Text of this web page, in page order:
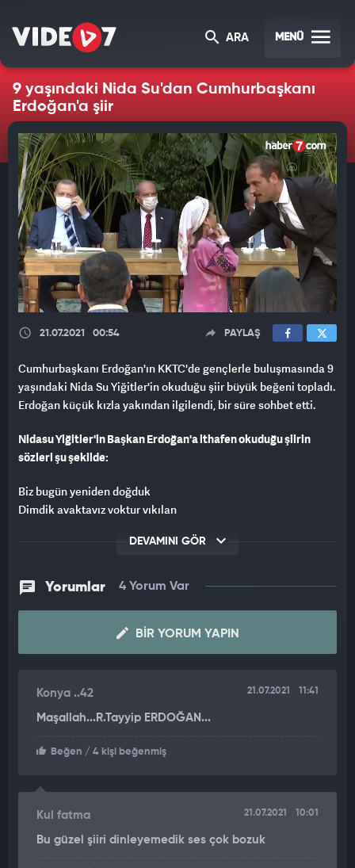
ARA MENÜ
9 yaşındaki Nida Su'dan Cumhurbaşkanı
Erdoğan'a şiir
21.07.2021 00:54 PAYLAŞ
Cumhurbaşkanı Erdoğan'ın KKTC'de gençlerle buluşmasında 9
yaşındaki Nida Su Yiğitler'in okuduğu şiir büyük beğeni topladı.
Erdoğan küçük kızla yakından ilgilendi, bir süre sohbet etti.
Nidasu Yiğitler'in Başkan Erdoğan'a ithafen okuduğu şiirin
sözleri şu şekilde:
Biz bugün yeniden doğduk
Dimdik ayaktayız yoktur yıkılan
Günümüze hoşgeldin Recep Tayyip Erdoğan
Bir ölüp bin diriliriz gördüğünüz gibi
Değişmeyiz kimseye Lefkoşa, Magosa, Girne, Lefke'yi
Bizim adımız Kuzey Kıbrıs Türk Cumhuriyeti
Günümüze hoşgeldin Recep Tayyip Erdoğan
Parçalayacaktır gökyüzünü Türk yıldızları
Günümüze hoşgeldin Recep Tayyip Erdoğan
Yeni nesillere anlatmaktır boynumuzun borcu
Unutmadık, unutmayacağız nasıl kazandık bu güzel yurdu
Günümüze hoşgeldin Recep Tayyip Erdoğan
DEVAMINI GÖR
Yorumlar 4 Yorum Var
BIR YORUM YAPIN
Konya ..42 21.07.2021 11:41
Maşallah...R.Tayyip ERDOĞAN...
Beğen / 4 kişi beğenmiş
Kul fatma 21.07.2021 10:01
Bu güzel şiiri dinleyemedik ses çok bozuk